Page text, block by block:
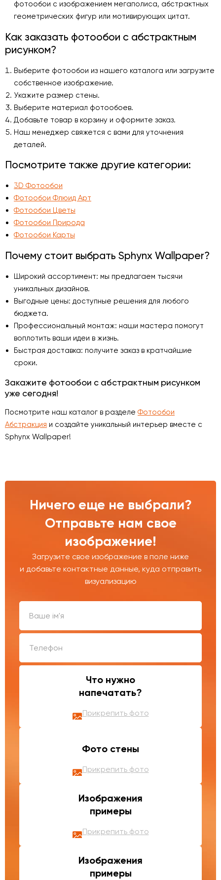
фотообои с изображением мегаполиса, абстрактных
геометрических фигур или мотивирующих цитат.
Как заказать фотообои с абстрактным
рисунком?
Выберите фотообои из нашего каталога или загрузите
собственное изображение.
Укажите размер стены.
Выберите материал фотообоев.
Добавьте товар в корзину и оформите заказ.
Наш менеджер свяжется с вами для уточнения
деталей.
Посмотрите также другие категории:
3D Фотообои
Фотообои Флюид Арт
Фотообои Цветы
Фотообои Природа
Фотообои Карты
Почему стоит выбрать Sphynx Wallpaper?
Широкий ассортимент: мы предлагаем тысячи
уникальных дизайнов.
Выгодные цены: доступные решения для любого
бюджета.
Профессиональный монтаж: наши мастера помогут
воплотить ваши идеи в жизнь.
Быстрая доставка: получите заказ в кратчайшие
сроки.
Закажите фотообои с абстрактным рисунком
уже сегодня!
Посмотрите наш каталог в разделе Фотообои
Абстракция и создайте уникальный интерьер вместе с
Sphynx Wallpaper!
Ничего еще не выбрали?
Отправьте нам свое
изображение!
Загрузите свое изображение в поле ниже
и добавьте контактные данные, куда отправить
визуализацию
Что нужно
напечатать?
Прикрепить фото
Фото стены
Прикрепить фото
Изображения
примеры
Прикрепить фото
Изображения
примеры